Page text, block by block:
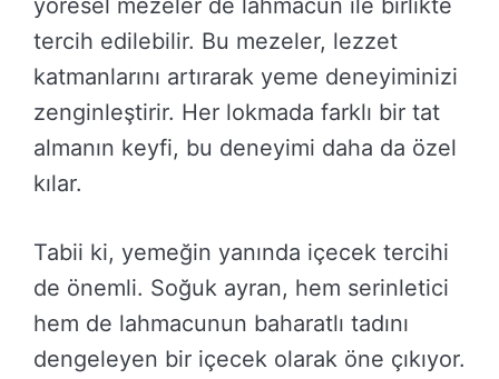
tercih edilebilir. Bu mezeler, lezzet
katmanlarını artırarak yeme deneyiminizi
zenginleştirir. Her lokmada farklı bir tat
almanın keyfi, bu deneyimi daha da özel
kılar.
Tabii ki, yemeğin yanında içecek tercihi
de önemli. Soğuk ayran, hem serinletici
hem de lahmacunun baharatlı tadını
dengeleyen bir içecek olarak öne çıkıyor.